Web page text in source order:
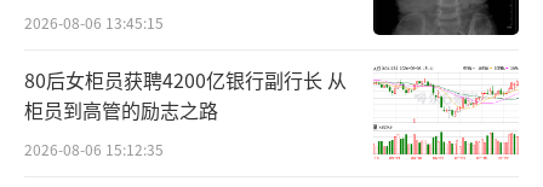
2026-08-06 13:45:15
80后女柜员获聘4200亿银行副行长 从
柜员到高管的励志之路
2026-08-06 15:12:35